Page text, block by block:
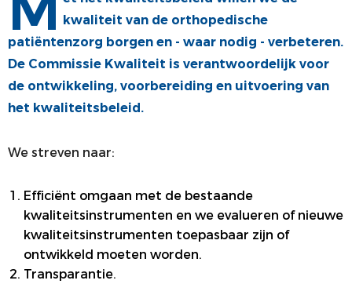
ALV
PRIJZEN EN LEZINGEN
STATUTEN EN REGLEMENTEN
VACATUREBANK
PERSCONTACT
PATIËNTENVOORLICHTING
MEDISCHE INDUSTRIE
GEDRAGSREGELS
kwaliteit van de orthopedische
patiëntenzorg borgen en - waar nodig - verbeteren.
De Commissie Kwaliteit is verantwoordelijk voor
de ontwikkeling, voorbereiding en uitvoering van
het kwaliteitsbeleid.
We streven naar:
Efficiënt omgaan met de bestaande
kwaliteitsinstrumenten en we evalueren of nieuwe
kwaliteitsinstrumenten toepasbaar zijn of
ontwikkeld moeten worden.
Transparantie.